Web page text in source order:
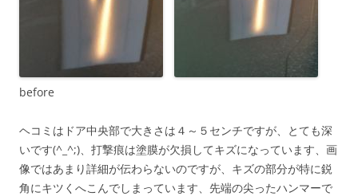
before
ヘコミはドア中央部で大きさは４～５センチですが、とても深
いです(^_^;)、打撃痕は塗膜が欠損してキズになっています、画
像ではあまり詳細が伝わらないのですが、キズの部分が特に鋭
角にキツくへこんでしまっています、先端の尖ったハンマーで